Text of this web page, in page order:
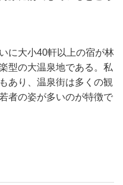
に大小40軒以上の宿が林
型の大温泉地である。私
あり、温泉街は多くの観
者の姿が多いのが特徴で